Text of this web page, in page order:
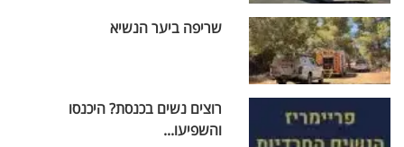
שריפה ביער הנשיא
רוצים נשים בכנסת? היכנסו
והשפיעו...